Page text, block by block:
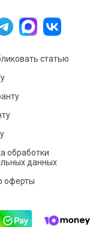
статью
обработки
данных
оферты